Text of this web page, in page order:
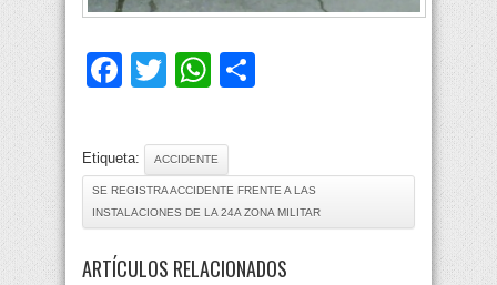
Facebook
TwitterWhatsApp
Etiqueta: ACCIDENTE
SE REGISTRA ACCIDENTE FRENTE A LAS
INSTALACIONES DE LA 24A ZONA MILITAR
ARTÍCULOS RELACIONADOS